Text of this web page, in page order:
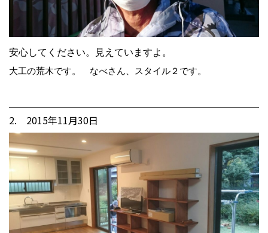
安心してください。見えていますよ。
大工の荒木です。 なべさん、スタイル２です。
2. 2015年11月30日